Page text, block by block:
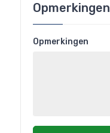
Opmerkingen
Opmerkingen